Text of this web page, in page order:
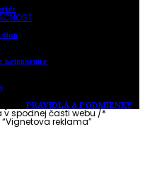
úloh
neignorujte
PRAVIDLÁ A PODMIENKY
v spodnej časti webu/*
reklama”